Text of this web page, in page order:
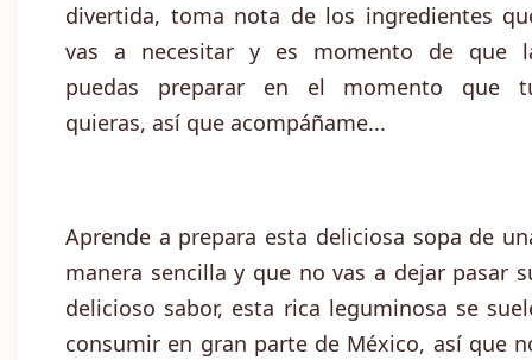
divertida, toma nota de los ingredientes
vas a necesitar y es momento de que
puedas preparar en el momento que
quieras, así que acompáñame...
Aprende a prepara esta deliciosa sopa de
manera sencilla y que no vas a dejar pasar
delicioso sabor, esta rica leguminosa se
consumir en gran parte de México, así que